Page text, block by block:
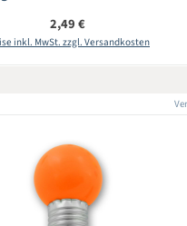
Regulärer Preis:
2,49 €
inkl. MwSt. zzgl. Versandkosten